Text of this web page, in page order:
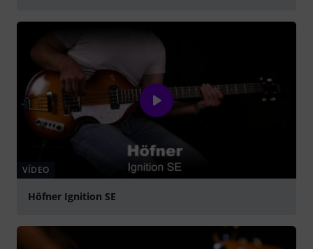
VÍDEO
Höfner Ignition SE